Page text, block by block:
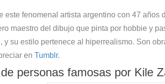
del arte en pintura surrealista
este fenomenal artista argentino con 47 años
maestro del dibujo que pinta por hobbie y
y su estilo pertenece al hiperrealismo. Son
en Tumblr.
personas famosas por Kile